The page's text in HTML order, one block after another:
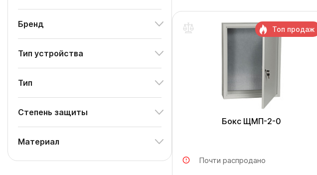
Бренд
Тип устройства
Тип
Степень защиты
Материал
Бокс ЩМП-2-0
Почти распродано
Топ продаж